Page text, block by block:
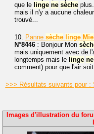
que le linge ne sèche
mais il n'y a aucune
trouvé...
10. Panne sèche linge
N°8446 : Bonjour Mon
mais uniquement avec de
longtemps mais le linge ne
comment) pour que l'air
>>> Résultats suivants pour :
Images d'illustration du